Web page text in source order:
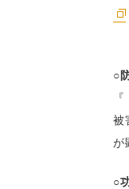
○
被
が
○